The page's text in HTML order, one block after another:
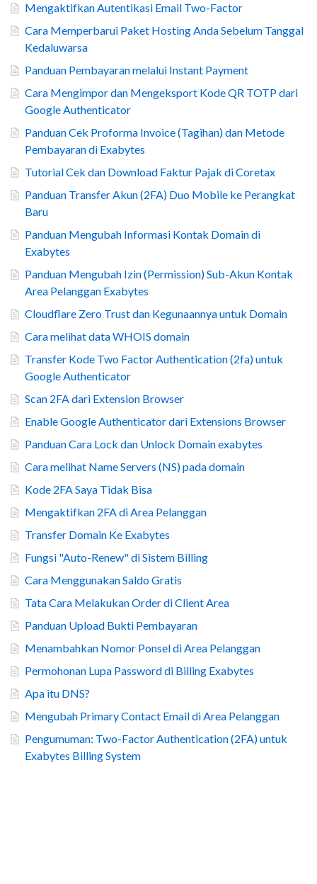
Mengaktifkan Autentikasi Email Two-Factor
Cara Memperbarui Paket Hosting Anda Sebelum Tanggal
Kedaluwarsa
Panduan Pembayaran melalui Instant Payment
Cara Mengimpor dan Mengeksport Kode QR TOTP dari
Google Authenticator
Panduan Cek Proforma Invoice (Tagihan) dan Metode
Pembayaran di Exabytes
Tutorial Cek dan Download Faktur Pajak di Coretax
Panduan Transfer Akun (2FA) Duo Mobile ke Perangkat
Baru
Panduan Mengubah Informasi Kontak Domain di
Exabytes
Panduan Mengubah Izin (Permission) Sub-Akun Kontak
Area Pelanggan Exabytes
Cloudflare Zero Trust dan Kegunaannya untuk Domain
Cara melihat data WHOIS domain
Transfer Kode Two Factor Authentication (2fa) untuk
Google Authenticator
Scan 2FA dari Extension Browser
Enable Google Authenticator dari Extensions Browser
Panduan Cara Lock dan Unlock Domain exabytes
Cara melihat Name Servers (NS) pada domain
Kode 2FA Saya Tidak Bisa
Mengaktifkan 2FA di Area Pelanggan
Transfer Domain Ke Exabytes
Fungsi "Auto-Renew" di Sistem Billing
Cara Menggunakan Saldo Gratis
Tata Cara Melakukan Order di Client Area
Panduan Upload Bukti Pembayaran
Menambahkan Nomor Ponsel di Area Pelanggan
Permohonan Lupa Password di Billing Exabytes
Apa itu DNS?
Mengubah Primary Contact Email di Area Pelanggan
Pengumuman: Two-Factor Authentication (2FA) untuk
Exabytes Billing System